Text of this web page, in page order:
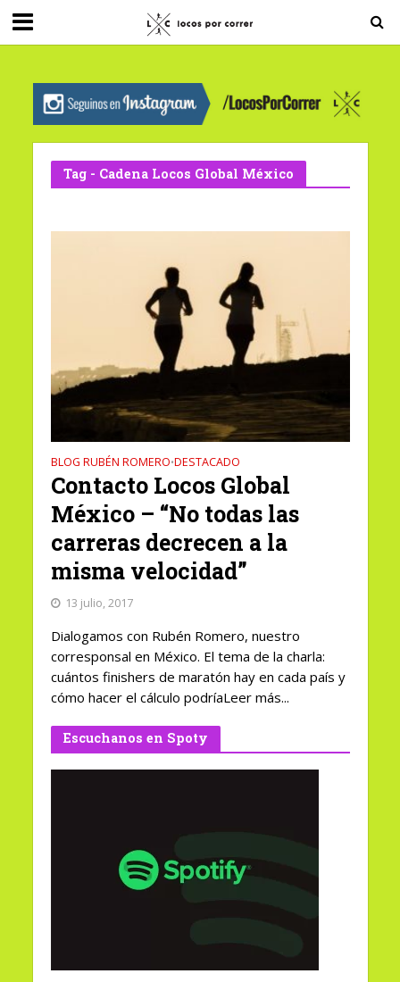
G-0X2PD3RFLV
Tag - Cadena Locos Global México
BLOG RUBÉN ROMERO•DESTACADO
Contacto Locos Global
México – “No todas las
carreras decrecen a la
misma velocidad”
13 julio, 2017
Dialogamos con Rubén Romero, nuestro
corresponsal en México. El tema de la charla:
cuántos finishers de maratón hay en cada país y
cómo hacer el cálculo podríaLeer más...
Escuchanos en Spoty